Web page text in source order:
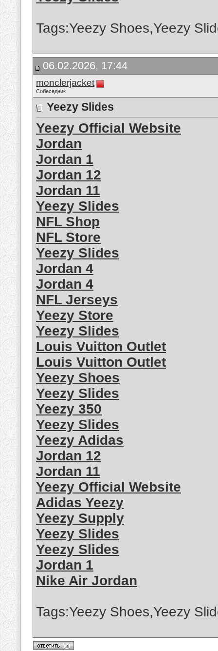
Tags:Yeezy Shoes,Yeezy
06.02.2026, 17:44
monclerjacket
Собеседник
Yeezy Slides
Yeezy Official Website
Jordan
Jordan 1
Jordan 12
Jordan 11
Yeezy Slides
NFL Shop
NFL Store
Yeezy Slides
Jordan 4
Jordan 4
NFL Jerseys
Yeezy Store
Yeezy Slides
Louis Vuitton Outlet
Louis Vuitton Outlet
Yeezy Shoes
Yeezy Slides
Yeezy 350
Yeezy Slides
Yeezy Adidas
Jordan 12
Jordan 11
Yeezy Official Website
Adidas Yeezy
Yeezy Supply
Yeezy Slides
Yeezy Slides
Jordan 1
Nike Air Jordan
Tags:Yeezy Shoes,Yeezy